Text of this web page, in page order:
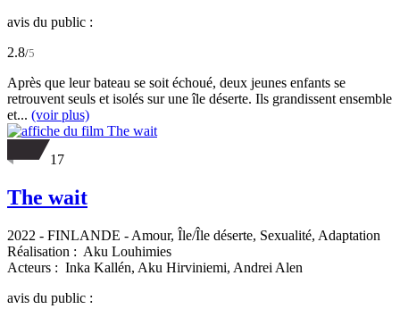
avis du public :
2.8/5
Après que leur bateau se soit échoué, deux jeunes enfants se
retrouvent seuls et isolés sur une île déserte. Ils grandissent ensemble
et... (voir plus)
17
The wait
2022 - FINLANDE - Amour, Île/Île déserte, Sexualité, Adaptation
Réalisation : Aku Louhimies
Acteurs : Inka Kallén, Aku Hirviniemi, Andrei Alen
avis du public :